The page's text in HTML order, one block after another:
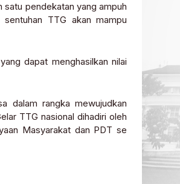
satu pendekatan yang ampuh
TTG akan mampu
dapat menghasilkan nilai
dalam rangka mewujudkan
TTG nasional dihadiri oleh
Masyarakat dan PDT se